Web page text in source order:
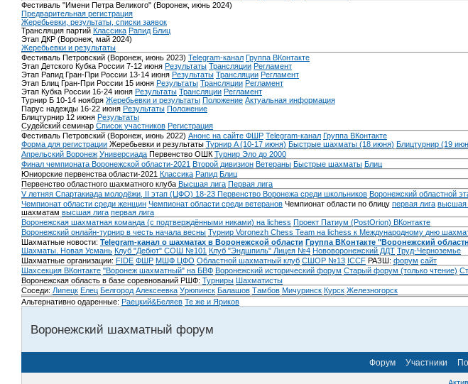
Фестиваль "Имени Петра Великого" (Воронеж, июнь 2024)
Предварительная регистрация
Жеребьевки, результаты, списки заявок
Трансляция партий Классика Рапид Блиц
Этап ДКР (Воронеж, май 2024)
Жеребьевки и результаты
Фестиваль Петровский (Воронеж, июнь 2023) Telegram-канал Группа ВКонтакте
Этап Детского Кубка России 7-12 июня Результаты Трансляции Регламент
Этап Рапид Гран-При России 13-14 июня Результаты Трансляции Регламент
Этап Блиц Гран-При России 15 июня Результаты Трансляции Регламент
Этап Кубка России 16-24 июня Результаты Трансляции Регламент
Турнир Б 10-14 ноября Жеребьевки и результаты Положение Актуальная информация
Парус надежды 16-22 июня Результаты Положение
Блицтурнир 12 июня Результаты
Судейский семинар Список участников Регистрация
Фестиваль Петровский (Воронеж, июнь 2022) Анонс на сайте ФШР Telegram-канал Группа ВКонтакте
Форма для регистрации Жеребьевки и результаты Турнир A (10-17 июня) Быстрые шахматы (18 июня) Блицтурнир (19
Апрельский Воронеж Универсиада Первенство ОШК Турнир Эло до 2000
Финал чемпионата Воронежской области-2021 Второй дивизион Ветераны Быстрые шахматы Блиц
Юниорские первенства области-2021 Классика Рапид Блиц
Первенство областного шахматного клуба Высшая лига Первая лига
V летняя Спартакиада молодёжи, II этап (ЦФО) 18-23 Первенство Воронежа среди школьников Воронежский областной
Чемпионат области среди женщин Чемпионат области среди ветеранов Чемпионат области по блицу первая лига высшая
шахматам высшая лига первая лига
Воронежская шахматная команда (с подтверждёнными никами) на lichess Проект Патиум (PostOrion) ВКонтакте
Воронежский онлайн-турнир в честь начала весны Турнир Voronezh Chess Team на lichess к Международному дню
Шахматные новости: Telegram-канал о шахматах в Воронежской области Группа ВКонтакте "Воронежский
Шахматы. Новая Усмань Клуб "Дебют" СОШ №101 Клуб "Эндшпиль" Лицея №4 Нововоронежский ДДТ Труд-Черноземье
Шахматные организации: FIDE ФШР МШФ ЦФО Областной шахматный клуб СШОР №13 ICCF РАЗШ: форум сайт
Шахсекция ВКонтакте "Воронеж шахматный" на БВФ Воронежский исторический форум Cтарый форум (только чтение)
Воронежская область в базе соревнований РШФ: Турниры Шахматисты
Соседи: Липецк Елец Белгород Алексеевка Урюпинск Балашов Тамбов Мичуринск Курск Железногорск
Альтернативно одаренные: Раецкий&Беляев Те же и Яриков
Воронежский шахматный форум
Форум Участники